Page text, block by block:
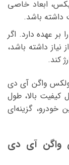
ابعاد خاصی
داشته باشد.
بر عهده دارد. اگر
داشته باشد،
کند.
واگن آی دی
کیفیت بالا، طول
گزینه‌ای
واگن آی دی